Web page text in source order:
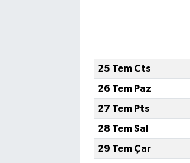
25 Tem Cts
26 Tem Paz
27 Tem Pts
28 Tem Sal
29 Tem Çar